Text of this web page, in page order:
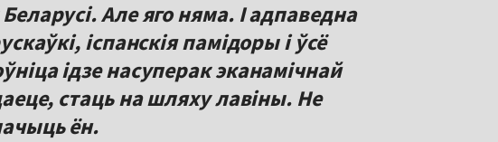
Але яго няма. І адпаведна
іспанскія памідоры і ўсё
ідзе насуперак эканамічнай
стаць на шляху лавіны. Не
ён.